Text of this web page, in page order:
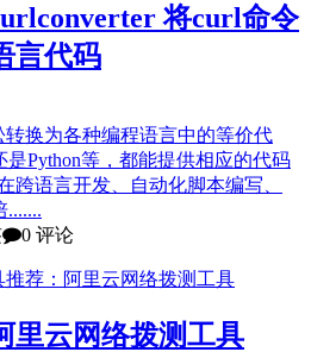
将curl命令
言代码
换为各种编程语言中的等价代
是Python等，都能提供相应的代码
跨语言开发、自动化脚本编写、
.......
0 评论
里云网络拨测工具